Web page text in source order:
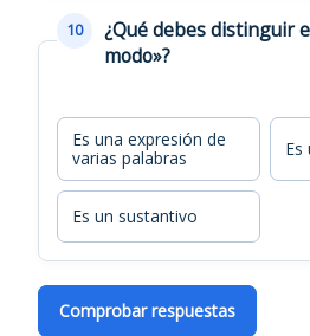
10
¿Qué debes distinguir
modo»?
Es una expresión de
varias palabras
Es
Es un sustantivo
Comprobar respuestas